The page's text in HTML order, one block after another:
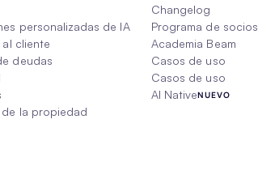
personalizadas de IA
cliente
deudas
la propiedad
Changelog
Programa de socios
Academia Beam
Casos de uso
Casos de uso
AI NativeNUEVO